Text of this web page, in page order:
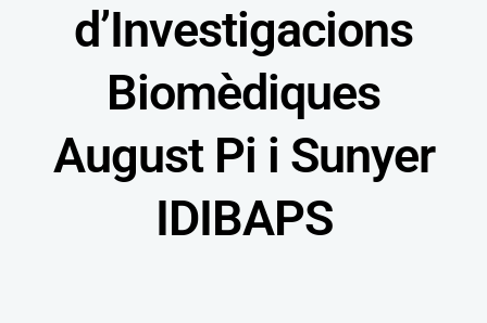
d’Investigacions
Biomèdiques
August Pi i Sunyer
IDIBAPS